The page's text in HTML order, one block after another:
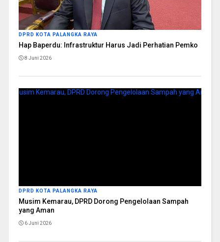
DPRD KOTA PALANGKA RAYA
Hap Baperdu: Infrastruktur Harus Jadi Perhatian Pemko
8 Juni 2026
DPRD KOTA PALANGKA RAYA
Musim Kemarau, DPRD Dorong Pengelolaan Sampah
yang Aman
6 Juni 2026